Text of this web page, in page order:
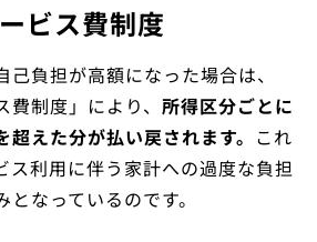
ビス費制度
負担が高額になった場合は、
費制度」により、 所得区分ごとに
えた分が払い戻されます。 これ
ス利用に伴う家計への過度な負担
なっているのです。